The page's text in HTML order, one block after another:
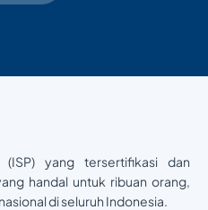
yang tersertifikasi dan
handal untuk ribuan orang,
di seluruh Indonesia.